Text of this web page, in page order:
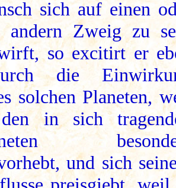
sich auf einen
andern Zweig zu
so excitirt er
die
solchen Planeten,
in sich
und sich